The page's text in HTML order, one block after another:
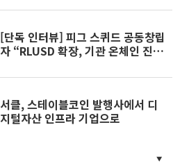
[단독 인터뷰] 피그 스퀴드 공동창립
자 “RLUSD 확장, 기관 온체인 진입
서클, 스테이블코인 발행사에서 디
지털자산 인프라 기업으로